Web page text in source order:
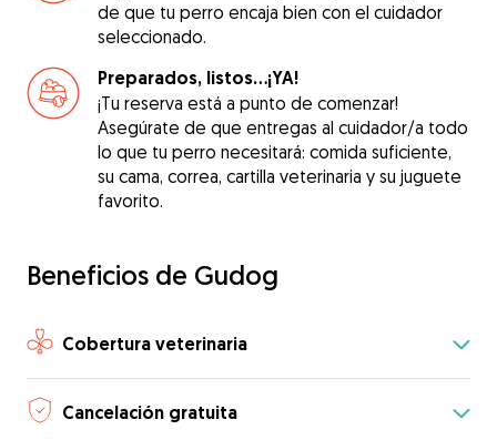
de que tu perro encaja bien con el cuidador
seleccionado.
Preparados, listos...¡YA!
¡Tu reserva está a punto de comenzar!
Asegúrate de que entregas al cuidador/a todo
lo que tu perro necesitará: comida suficiente,
su cama, correa, cartilla veterinaria y su juguete
favorito.
Beneficios de Gudog
Cobertura veterinaria
Cancelación gratuita